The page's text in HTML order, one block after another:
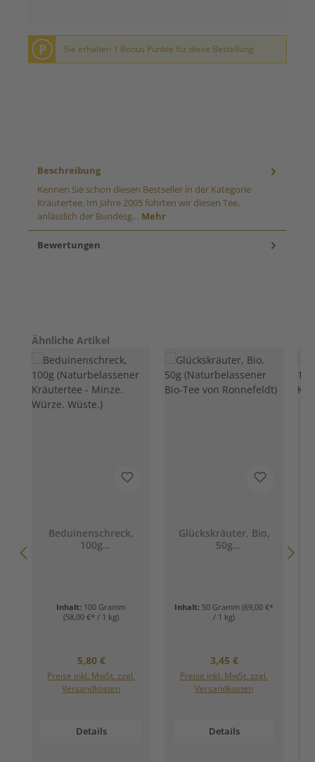
P Sie erhalten 1 Bonus Punkte für diese Bestellung
Beschreibung
Kennen Sie schon diesen Bestseller in der Kategorie
Kräutertee. Im Jahre 2005 führten wir diesen Tee,
anlässlich der Bundesg… Mehr
Bewertungen
Produktgalerie überspringen
Ähnliche Artikel
Beduinenschreck,
100g
Inhalt: 100 Gramm
(58,00 €* / 1 kg)
Regulärer Preis:
5,80 €
Preise inkl. MwSt. zzgl.
Versandkosten
Details
Glückskräuter, Bio,
50g
Inhalt: 50 Gramm (69,00 €*
/ 1 kg)
Regulärer Preis:
3,45 €
Preise inkl. MwSt. zzgl.
Versandkosten
Details